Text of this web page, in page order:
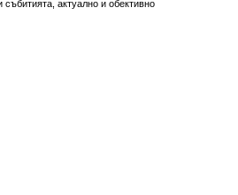
актуално и обективно